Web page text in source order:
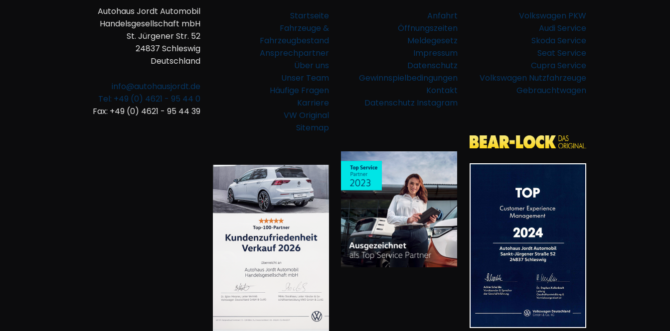
Autohaus Jordt Automobil
Handelsgesellschaft mbH
St. Jürgener Str. 52
24837 Schleswig
Deutschland
info@autohausjordt.de
Tel: +49 (0) 4621 - 95 44 0
Fax: +49 (0) 4621 - 95 44 39
Startseite
Fahrzeuge &
Fahrzeugbestand
Ansprechpartner
Über uns
Unser Team
Häufige Fragen
Karriere
VW Original
Sitemap
Anfahrt
Öffnungszeiten
Meldegesetz
Impressum
Datenschutz
Gewinnspielbedingungen
Kontakt
Datenschutz Instagram
Volkswagen PKW
Audi Service
Skoda Service
Seat Service
Cupra Service
Volkswagen Nutzfahrzeuge
Gebrauchtwagen